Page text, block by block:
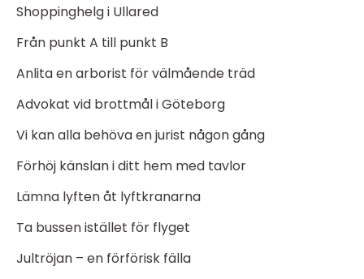
Shoppinghelg i Ullared
Från punkt A till punkt B
Anlita en arborist för välmående träd
Advokat vid brottmål i Göteborg
Vi kan alla behöva en jurist någon gång
Förhöj känslan i ditt hem med tavlor
Lämna lyften åt lyftkranarna
Ta bussen istället för flyget
Jultröjan – en förförisk fälla